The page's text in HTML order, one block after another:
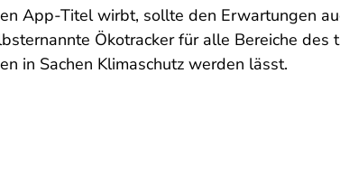
App-Titel wirbt, sollte den Erwartungen
Ökotracker für alle Bereiche des
in Sachen Klimaschutz werden lässt.